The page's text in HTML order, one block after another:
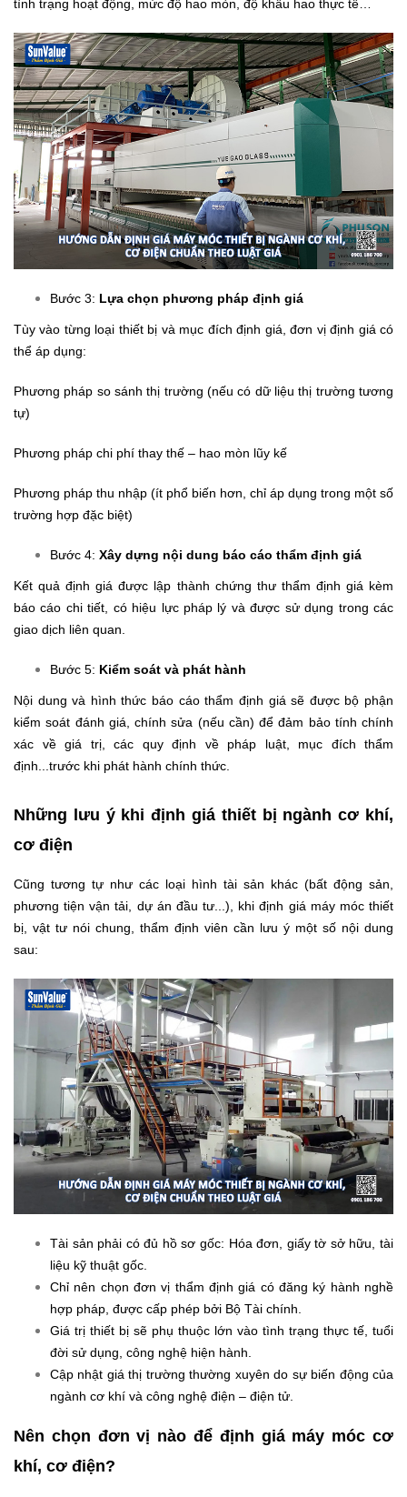
tình trạng hoạt động, mức độ hao mòn, độ khấu hao thực tế…
Bước 3: Lựa chọn phương pháp định giá
Tùy vào từng loại thiết bị và mục đích định giá, đơn vị định giá có
thể áp dụng:
Phương pháp so sánh thị trường (nếu có dữ liệu thị trường tương
tự)
Phương pháp chi phí thay thế – hao mòn lũy kế
Phương pháp thu nhập (ít phổ biến hơn, chỉ áp dụng trong một số
trường hợp đặc biệt)
Bước 4: Xây dựng nội dung báo cáo thẩm định giá
Kết quả định giá được lập thành chứng thư thẩm định giá kèm
báo cáo chi tiết, có hiệu lực pháp lý và được sử dụng trong các
giao dịch liên quan.
Bước 5: Kiểm soát và phát hành
Nội dung và hình thức báo cáo thẩm định giá sẽ được bộ phận
kiểm soát đánh giá, chính sửa (nếu cần) để đảm bảo tính chính
xác về giá trị, các quy định về pháp luật, mục đích thẩm
định...trước khi phát hành chính thức.
Những lưu ý khi định giá thiết bị ngành cơ khí,
cơ điện
Cũng tương tự như các loại hình tài sản khác (bất động sản,
phương tiện vận tải, dự án đầu tư...), khi định giá máy móc thiết
bị, vật tư nói chung, thẩm định viên cần lưu ý một số nội dung
sau:
Tài sản phải có đủ hồ sơ gốc: Hóa đơn, giấy tờ sở hữu, tài
liệu kỹ thuật gốc.
Chỉ nên chọn đơn vị thẩm định giá có đăng ký hành nghề
hợp pháp, được cấp phép bởi Bộ Tài chính.
Giá trị thiết bị sẽ phụ thuộc lớn vào tình trạng thực tế, tuổi
đời sử dụng, công nghệ hiện hành.
Cập nhật giá thị trường thường xuyên do sự biến động của
ngành cơ khí và công nghệ điện – điện tử.
Nên chọn đơn vị nào để định giá máy móc cơ
khí, cơ điện?